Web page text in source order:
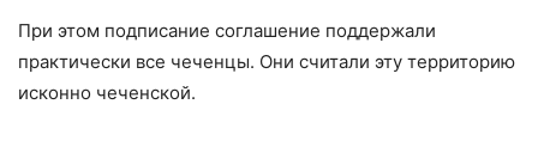
При этом подписание соглашение поддержали
практически все чеченцы. Они считали эту территорию
исконно чеченской.